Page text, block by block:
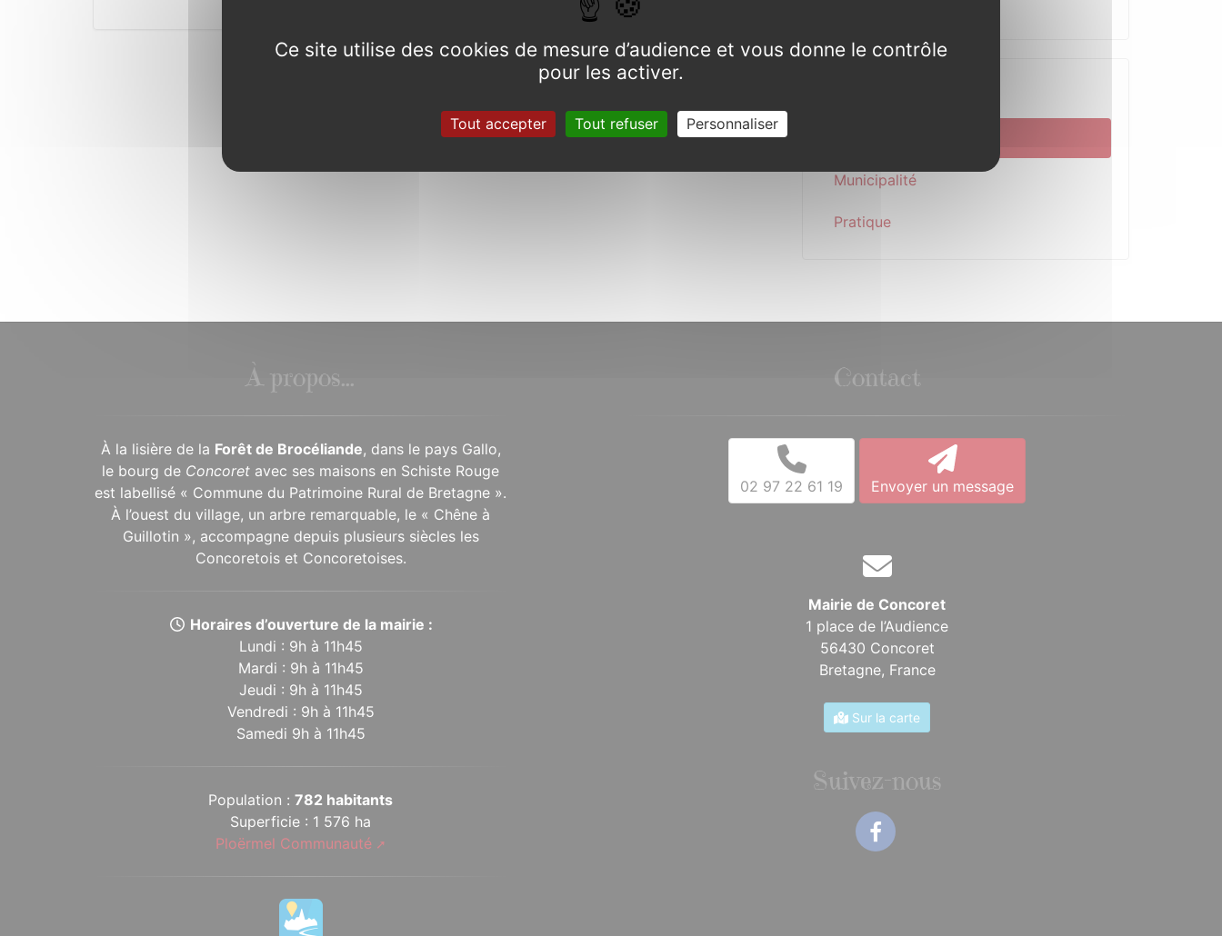
Municipalité
Pratique
À propos...
À la lisière de la Forêt de Brocéliande, dans le pays Gallo,
le bourg de Concoret avec ses maisons en Schiste Rouge
est labellisé « Commune du Patrimoine Rural de Bretagne ».
À l’ouest du village, un arbre remarquable, le « Chêne à
Guillotin », accompagne depuis plusieurs siècles les
Concoretois et Concoretoises.
Horaires d’ouverture de la mairie :
Lundi : 9h à 11h45
Mardi : 9h à 11h45
Jeudi : 9h à 11h45
Vendredi : 9h à 11h45
Samedi 9h à 11h45
Population :782 habitants
Superficie : 1 576 ha
Ploërmel Communauté
Contact
02 97 22 61 19 Envoyer un message
Mairie de Concoret
1 place de l’Audience
56430 Concoret
Bretagne, France
Sur la carte
Suivez-nous
Ce site utilise des cookies de mesure d’audience et vous donne le contrôle
pour les activer.
Tout accepter Tout refuser Personnaliser